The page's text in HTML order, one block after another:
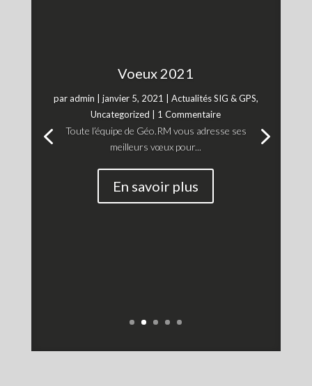
Voeux 2021
paradmin janvier 5, 2021 Actualités SIG & GPS,
Uncategorized | 1 Commentaire
Toute l’équipe de Géo.RM vous adresse ses
meilleurs vœux pour...
En savoir plus